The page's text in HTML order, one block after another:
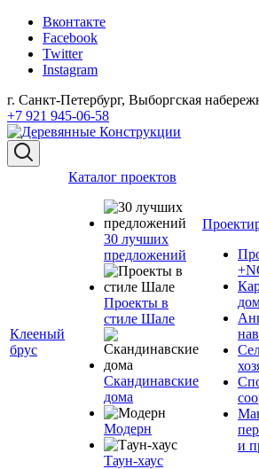
Вконтакте
Facebook
Twitter
Instagram
г. Санкт-Петербург, Выборгская
+7 921 945-06-58
Клееный
брус
Каталог проектов
30 лучших
предложений
Проекты в
стиле Шале
Скандинавские
дома
Модерн
Таун-хаус
и